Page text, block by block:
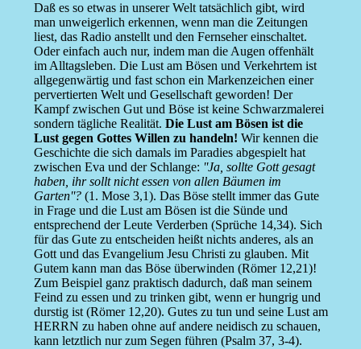
Daß es so etwas in unserer Welt tatsächlich gibt, wird
man unweigerlich erkennen, wenn man die Zeitungen
liest, das Radio anstellt und den Fernseher einschaltet.
Oder einfach auch nur, indem man die Augen offenhält
im Alltagsleben. Die Lust am Bösen und Verkehrtem ist
allgegenwärtig und fast schon ein Markenzeichen einer
pervertierten Welt und Gesellschaft geworden! Der
Kampf zwischen Gut und Böse ist keine Schwarzmalerei
sondern tägliche Realität. Die Lust am Bösen ist die
Lust gegen Gottes Willen zu handeln! Wir kennen die
Geschichte die sich damals im Paradies abgespielt hat
zwischen Eva und der Schlange: ''Ja, sollte Gott gesagt
haben, ihr sollt nicht essen von allen Bäumen im
Garten''?(1. Mose 3,1). Das Böse stellt immer das Gute
in Frage und die Lust am Bösen ist die Sünde und
entsprechend der Leute Verderben (Sprüche 14,34). Sich
für das Gute zu entscheiden heißt nichts anderes, als an
Gott und das Evangelium Jesu Christi zu glauben. Mit
Gutem kann man das Böse überwinden (Römer 12,21)!
Zum Beispiel ganz praktisch dadurch, daß man seinem
Feind zu essen und zu trinken gibt, wenn er hungrig und
durstig ist (Römer 12,20). Gutes zu tun und seine Lust am
HERRN zu haben ohne auf andere neidisch zu schauen,
kann letztlich nur zum Segen führen (Psalm 37, 3-4).